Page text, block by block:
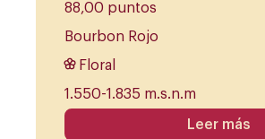
88,00 puntos
Bourbon Rojo
Floral
1.550-1.835 m.s.n.m
Leer más